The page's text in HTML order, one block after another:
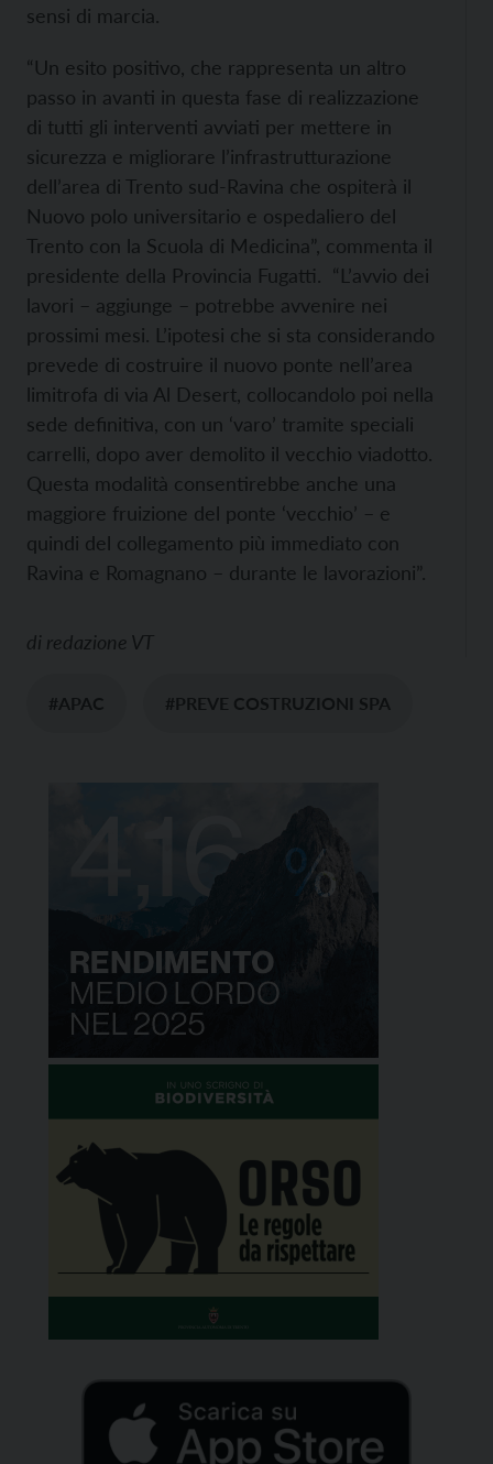
sensi di marcia.
“Un esito positivo, che rappresenta un altro
passo in avanti in questa fase di realizzazione
di tutti gli interventi avviati per mettere in
sicurezza e migliorare l’infrastrutturazione
dell’area di Trento sud-Ravina che ospiterà il
Nuovo polo universitario e ospedaliero del
Trento con la Scuola di Medicina”, commenta il
presidente della Provincia Fugatti. “L’avvio dei
lavori – aggiunge – potrebbe avvenire nei
prossimi mesi. L’ipotesi che si sta considerando
prevede di costruire il nuovo ponte nell’area
limitrofa di via Al Desert, collocandolo poi nella
sede definitiva, con un ‘varo’ tramite speciali
carrelli, dopo aver demolito il vecchio viadotto.
Questa modalità consentirebbe anche una
maggiore fruizione del ponte ‘vecchio’ – e
quindi del collegamento più immediato con
Ravina e Romagnano – durante le lavorazioni”.
di redazione VT
#APAC #PREVE COSTRUZIONI SPA